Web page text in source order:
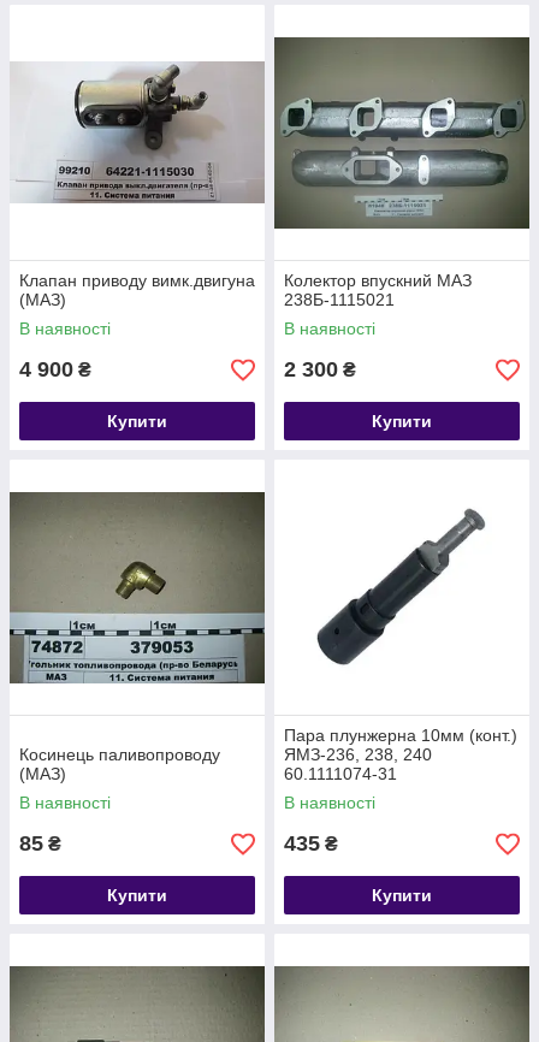
Клапан приводу вимк.двигуна
(МАЗ)
В наявності
4 900 ₴
Купити
Колектор впускний МАЗ
238Б-1115021
В наявності
2 300 ₴
Купити
Косинець паливопроводу
(МАЗ)
В наявності
85 ₴
Купити
Пара плунжерна 10мм (конт.)
ЯМЗ-236, 238, 240
60.1111074-31
В наявності
435 ₴
Купити